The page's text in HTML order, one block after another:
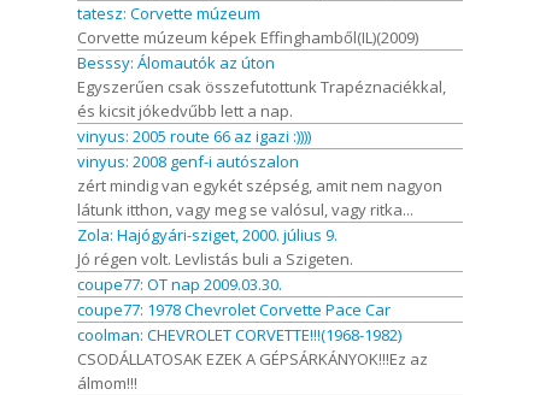
tatesz: Corvette múzeum
Corvette múzeum képek Effinghamből(IL)(2009)
Besssy: Álomautók az úton
Egyszerűen csak összefutottunk Trapéznaciékkal,
és kicsit jókedvűbb lett a nap.
vinyus: 2005 route 66 az igazi :))))
vinyus: 2008 genf-i autószalon
zért mindig van egykét szépség, amit nem nagyon
látunk itthon, vagy meg se valósul, vagy ritka...
Zola: Hajógyári-sziget, 2000. július 9.
Jó régen volt. Levlistás buli a Szigeten.
coupe77: OT nap 2009.03.30.
coupe77: 1978 Chevrolet Corvette Pace Car
coolman: CHEVROLET CORVETTE!!!(1968-1982)
CSODÁLLATOSAK EZEK A GÉPSÁRKÁNYOK!!!Ez az
álmom!!!